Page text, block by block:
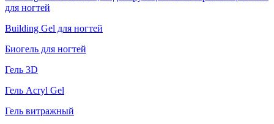
для ногтей
Building Gel для ногтей
Биогель для ногтей
Гель 3D
Гель Acryl Gel
Гель витражный